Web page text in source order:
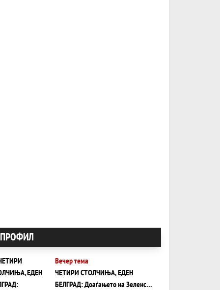
ПРОФИЛ
Вечер тема
ЧЕТИРИ СТОЛЧИЊА, ЕДЕН
БЕЛГРАД: Доаѓањето на Зеленски